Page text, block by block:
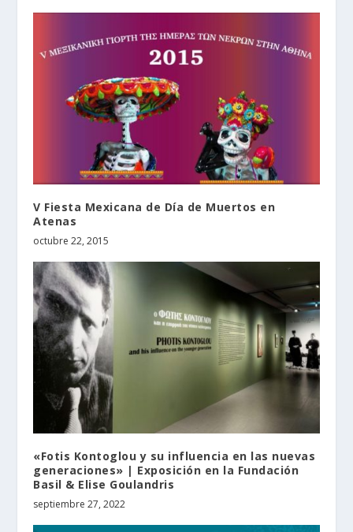
V Fiesta Mexicana de Día de Muertos en
Atenas
octubre 22, 2015
«Fotis Kontoglou y su influencia en las nuevas
generaciones» | Exposición en la Fundación
Basil & Elise Goulandris
septiembre 27, 2022